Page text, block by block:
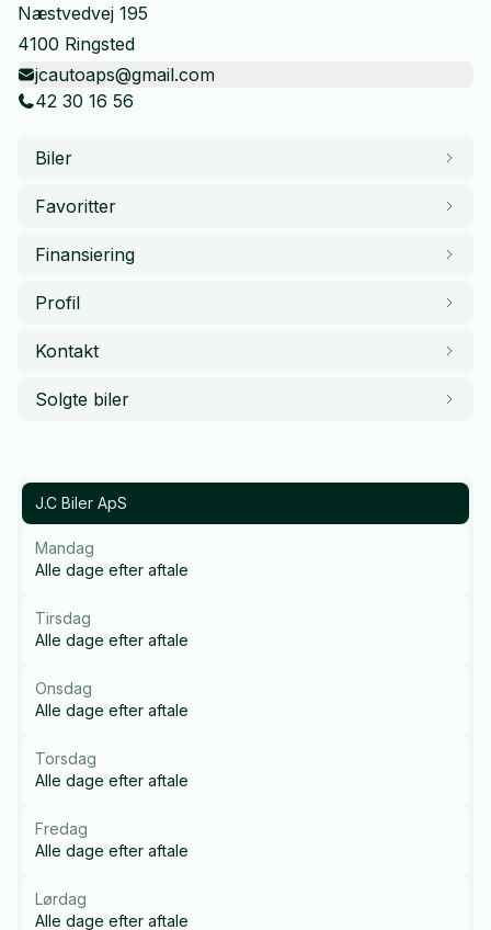
Næstvedvej 195
4100 Ringsted
jcautoaps@gmail.com
42 30 16 56
Biler
Favoritter
Finansiering
Profil
Kontakt
Solgte biler
J.C Biler ApS
Mandag
Alle dage efter aftale
Tirsdag
Alle dage efter aftale
Onsdag
Alle dage efter aftale
Torsdag
Alle dage efter aftale
Fredag
Alle dage efter aftale
Lørdag
Alle dage efter aftale